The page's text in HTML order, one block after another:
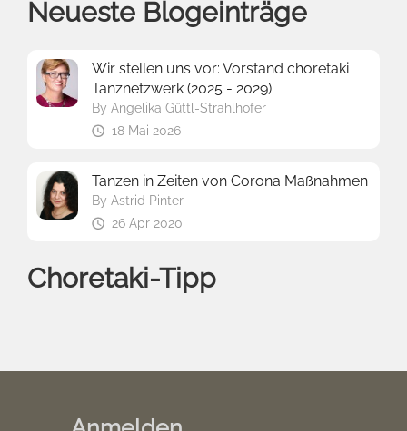
Neueste Blogeinträge
Wir stellen uns vor: Vorstand choretaki
Tanznetzwerk (2025 - 2029)
ByAngelika Güttl-Strahlhofer
18 Mai 2026
Tanzen in Zeiten von Corona Maßnahmen
ByAstrid Pinter
26 Apr 2020
Choretaki-Tipp